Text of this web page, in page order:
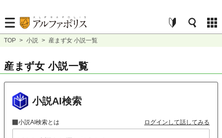
TOP > 小説 > 産まず女 小説一覧
産まず女 小説一覧
小説AI検索
小説AI検索とは ログインして話してみる